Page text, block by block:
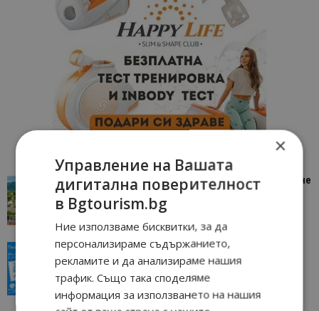
“Пощенска картичка от…”: Петрич – Изживяване
отвъд очакваното
Петрич 11/07/2026 11:22
“Пощенска картичка от…”: Пловдив, градът на
всички времена
Пловдив 23/06/2026 10:00
×
Управление на Вашата
дигитална поверителност
в Bgtourism.bg
Ние използваме бисквитки, за да
персонализираме съдържанието,
рекламите и да анализираме нашия
трафик. Също така споделяме
информация за използването на нашия